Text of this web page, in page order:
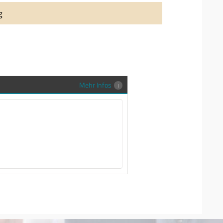
auch richtig in Szene zu setzen,
Trauringe-EFES Tragetasche inkl.
Sendung zu schützen und
Mehr Infos